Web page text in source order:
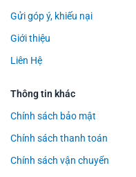
Gửi góp ý, khiếu nại
Giới thiệu
Liên Hệ
Thông tin khác
Chính sách bảo mật
Chính sách thanh toán
Chính sách vận chuyển